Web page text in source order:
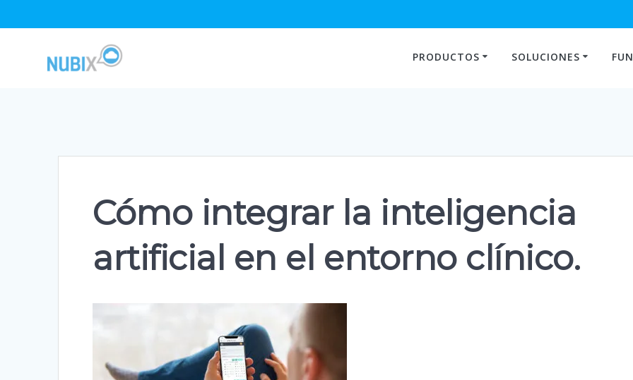
PRODUCTOS
SOLUCIONES
Cómo integrar la inteligencia
artificial en el entorno clínico.